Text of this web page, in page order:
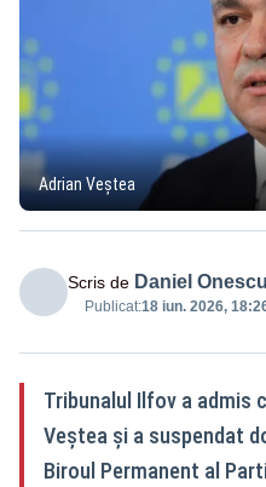
Adrian Veștea
Scris de Daniel Onescu
Publicat:18 iun. 2026,
Tribunalul Ilfov a admis
Veștea și a suspendat
Biroul Permanent al